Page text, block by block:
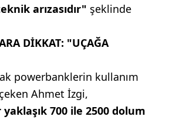
arızasıdır" şeklinde
DİKKAT: "UÇAĞA
powerbanklerin kullanım
Ahmet İzgi,
700 ile 2500 dolum